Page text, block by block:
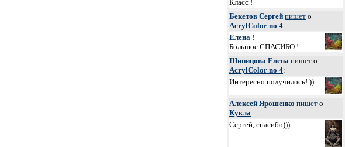
Класс !
Бекетов Сергей пишет о
AcrylColor no 4:
Елена !
Большое СПАСИБО !
Шипицова Елена пишет о
AcrylColor no 4:
Интересно получилось! ))
Алексей Ярошенко пишет о
Кукла:
Сергей, спасибо)))